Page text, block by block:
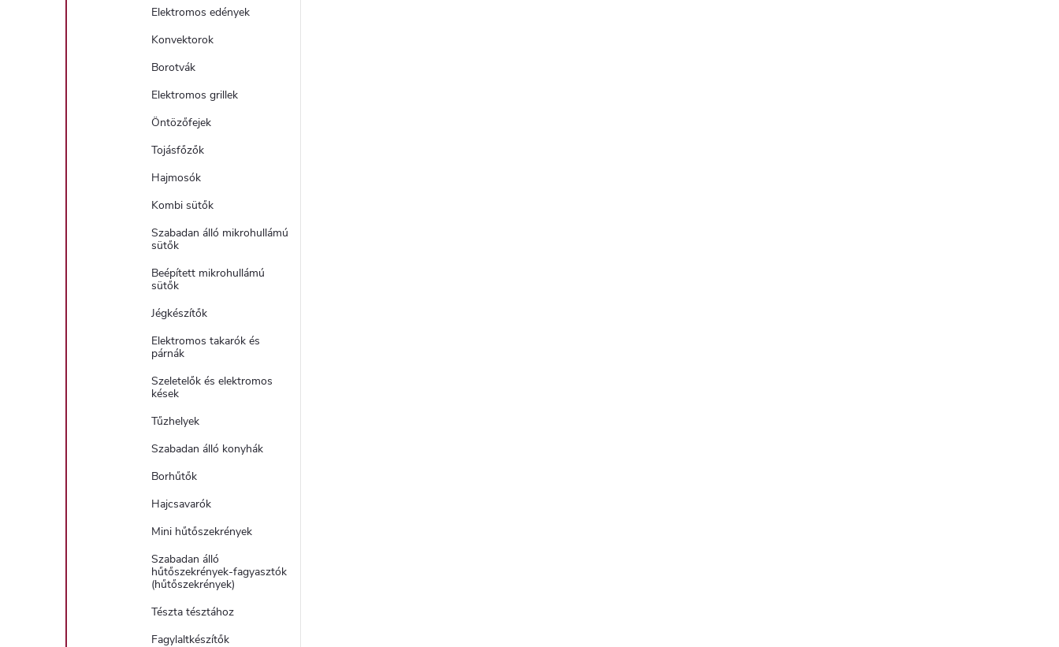
Elektromos edények
Konvektorok
Borotvák
Elektromos grillek
Öntözőfejek
Tojásfőzők
Hajmosók
Kombi sütők
Szabadan álló mikrohullámú
sütők
Beépített mikrohullámú
sütők
Jégkészítők
Elektromos takarók és
párnák
Szeletelők és elektromos
kések
Tűzhelyek
Szabadan álló konyhák
Borhűtők
Hajcsavarók
Mini hűtőszekrények
Szabadan álló
hűtőszekrények-fagyasztók
(hűtőszekrények)
Tészta tésztához
Fagylaltkészítők